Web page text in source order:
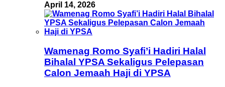
April 14, 2026
Wamenag Romo Syafi’i Hadiri Halal
Bihalal YPSA Sekaligus Pelepasan
Calon Jemaah Haji di YPSA